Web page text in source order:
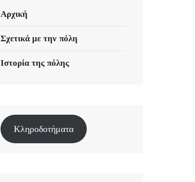
Αρχική
Σχετικά με την πόλη
Ιστορία της πόλης
Κληροδοτήματα